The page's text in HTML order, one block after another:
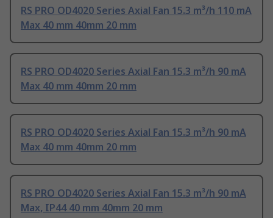
RS PRO OD4020 Series Axial Fan 15.3 m³/h 110 mA
Max 40 mm 40mm 20 mm
RS PRO OD4020 Series Axial Fan 15.3 m³/h 90 mA
Max 40 mm 40mm 20 mm
RS PRO OD4020 Series Axial Fan 15.3 m³/h 90 mA
Max 40 mm 40mm 20 mm
RS PRO OD4020 Series Axial Fan 15.3 m³/h 90 mA
Max, IP44 40 mm 40mm 20 mm